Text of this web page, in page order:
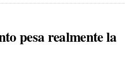
pesa realmente la